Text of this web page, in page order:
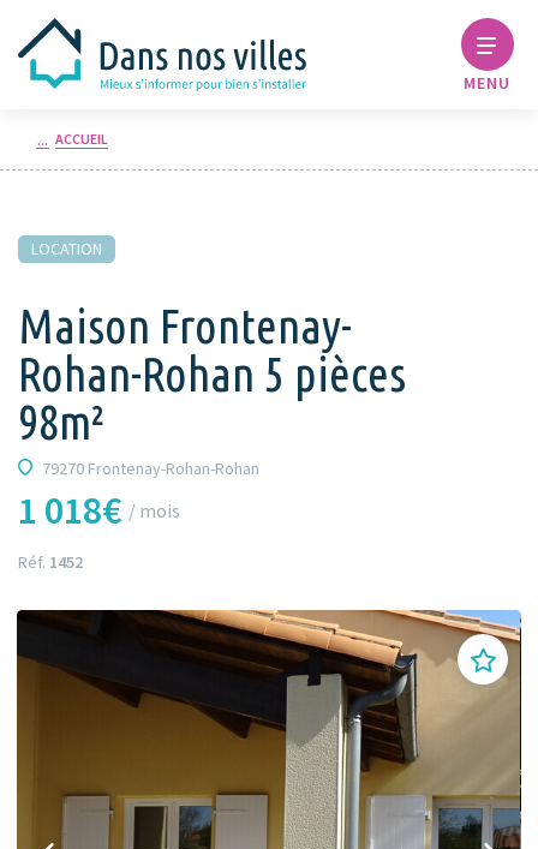
MENU
ACCUEIL
LOCATION
Maison Frontenay-
Rohan-Rohan 5 pièces
98m²
79270 Frontenay-Rohan-Rohan
1 018€ / mois
Réf. 1452